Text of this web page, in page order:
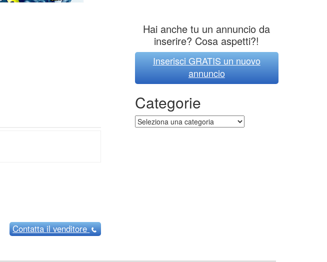
Contattail venditore
Hai anche tu un annuncio da
inserire? Cosa aspetti?!
Inserisci GRATIS un nuovo
annuncio
Categorie
Categorie